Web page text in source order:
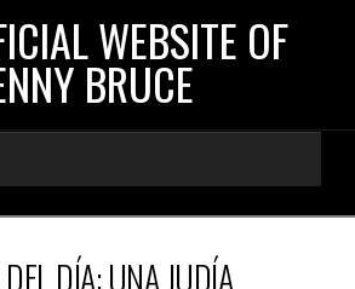
WEBSITE OF
BRUCE
DÍA: UNA JUDÍA